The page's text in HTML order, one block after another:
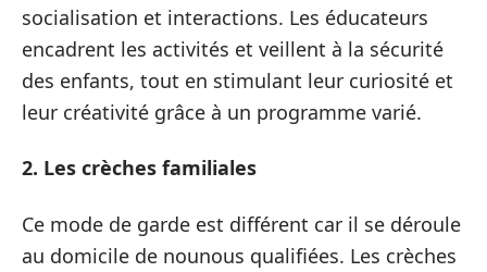
socialisation et interactions. Les éducateurs
encadrent les activités et veillent à la sécurité
des enfants, tout en stimulant leur curiosité et
leur créativité grâce à un programme varié.
2. Les crèches familiales
Ce mode de garde est différent car il se déroule
au domicile de nounous qualifiées. Les crèches